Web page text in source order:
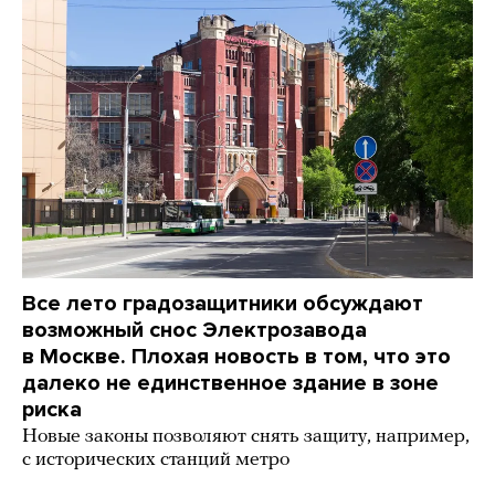
Все лето градозащитники обсуждают
возможный снос Электрозавода
в Москве. Плохая новость в том, что это
далеко не единственное здание в зоне
риска
Новые законы позволяют снять защиту, например,
с исторических станций метро